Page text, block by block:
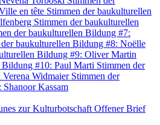
en tête Stimmen der baukulturellen
Stimmen der baukulturellen
der baukulturellen Bildung #7:
der baukulturellen Bildung #8: Noëlle
Bildung #9: Oliver Martin
#10: Paul Marti Stimmen der
Widmaier Stimmen der
Kassam
zur Kulturbotschaft Offener Brief